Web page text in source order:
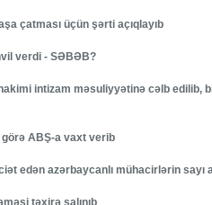
çatması üçün şərti açıqlayıb
verdi - SƏBƏB?
intizam məsuliyyətinə cəlb edilib,
ABŞ-a vaxt verib
edən azərbaycanlı mühacirlərin sayı
təxirə salınıb